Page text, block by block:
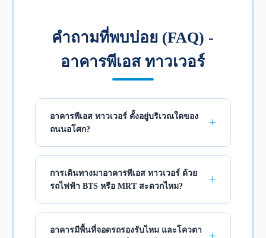
คำถามที่พบบ่อย (FAQ) -
อาคารพีเอส ทาวเวอร์
อาคารพีเอส ทาวเวอร์ ตั้งอยู่บริเวณใดของ
ถนนอโศก?
การเดินทางมาอาคารพีเอส ทาวเวอร์ ด้วย
รถไฟฟ้า BTS หรือ MRT สะดวกไหม?
อาคารมีพื้นที่จอดรถรองรับไหม และโควตา